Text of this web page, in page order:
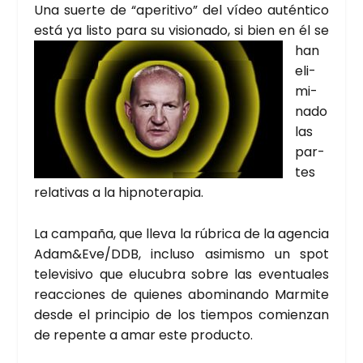
Una suer­te de “ape­ri­ti­vo” del vídeo autén­ti­co
está ya lis­to para su visio­na­do, si bien en él se
han
eli­
mi­
na­do
las
par­
tes
rela­ti­vas a la hip­no­te­ra­pia.
La cam­pa­ña, que lle­va la rúbri­ca de la agen­cia
Adam&Eve/DDB, inclu­so asi­mis­mo un spot
tele­vi­si­vo que elu­cu­bra sobre las even­tua­les
reac­cio­nes de quie­nes abo­mi­nan­do Mar­mi­te
des­de el prin­ci­pio de los tiem­pos comien­zan
de repen­te a amar este pro­duc­to.